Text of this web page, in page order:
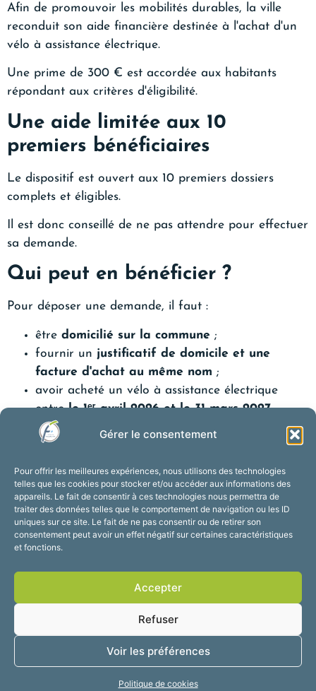
Gérer le consentement
Pour offrir les meilleures expériences, nous utilisons des technologies
telles que les cookies pour stocker et/ou accéder aux informations des
appareils. Le fait de consentir à ces technologies nous permettra de
traiter des données telles que le comportement de navigation ou les ID
uniques sur ce site. Le fait de ne pas consentir ou de retirer son
consentement peut avoir un effet négatif sur certaines caractéristiques
et fonctions.
Accepter
Refuser
Voir les préférences
Politique de cookies
Afin de promouvoir les mobilités durables, la ville
reconduit son aide financière destinée à l'achat d'un
vélo à assistance électrique.
Une prime de 300 € est accordée aux habitants
répondant aux critères d'éligibilité.
Une aide limitée aux 10
premiers bénéficiaires
Le dispositif est ouvert aux 10 premiers dossiers
complets et éligibles.
Il est donc conseillé de ne pas attendre pour effectuer
sa demande.
Qui peut en bénéficier ?
Pour déposer une demande, il faut :
être domicilié sur la commune ;
fournir un justificatif de domicile et une
facture d'achat au même nom ;
avoir acheté un vélo à assistance électrique
entrele 1ᵉʳ avril 2026 et le 31 mars 2027.
Comment déposer sa demande
Les personnes intéressées sont invitées à se
rapprocher du serviceDSU(Direction de la Solidarité
Urbaine) de la mairie, afin de retirer et/ou déposer
votre dossier.
Vous pouvez aussi télécharger directementle
formulaire de demande d'aide
électrique et le déposer en mairie ensuite.
En choisissant le vélo pour les déplacements du
quotidien, chacun contribue à réduire les émissions de